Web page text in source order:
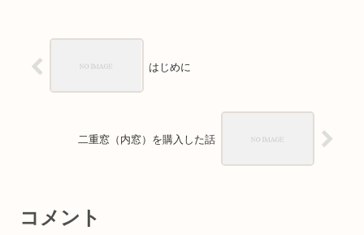
はじめに
二重窓（内窓）を購入した話
コメント